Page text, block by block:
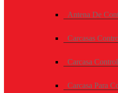
Antena De
Carcasas
Carcasa
Carcasa Para